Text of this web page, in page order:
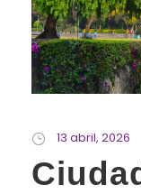
13 abril, 2026